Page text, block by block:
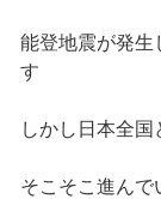
能登地震が発生
す
しかし日本全
そこそこ進んで